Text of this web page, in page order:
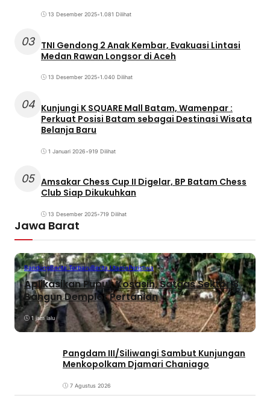
13 Desember 2025•1.081 Dilihat
03 TNI Gendong 2 Anak Kembar, Evakuasi Lintasi
Medan Rawan Longsor di Aceh
13 Desember 2025•1.040 Dilihat
04 Kunjungi K SQUARE Mall Batam, Wamenpar :
Perkuat Posisi Batam sebagai Destinasi Wisata
Belanja Baru
1 Januari 2026•919 Dilihat
05 Amsakar Chess Cup II Digelar, BP Batam Chess
Club Siap Dikukuhkan
13 Desember 2025•719 Dilihat
Jawa Barat
BandungBerita TerbaruBerita UtamaPeristiwa
Aplikasikan Pupuk Kosasih, Satgas Sektor 8
Bangun Demplot Pertanian
1 jam lalu
Pangdam III/Siliwangi Sambut Kunjungan
Menkopolkam Djamari Chaniago
7 Agustus 2026